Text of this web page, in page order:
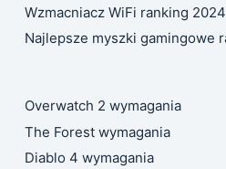
Wzmacniacz WiFi ranking 2024
Najlepsze myszki gamingowe
Overwatch 2 wymagania
The Forest wymagania
Diablo 4 wymagania